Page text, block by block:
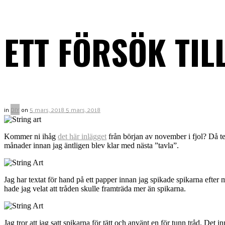
ETT FÖRSÖK
in DIY on 5 mars, 2018 5 mars, 2018
Kommer ni ihåg det här inlägget från början av november i fjol? Då
månader innan jag äntligen blev klar med nästa ”tavla”.
Jag har textat för hand på ett papper innan jag spikade spikarna
hade jag velat att tråden skulle framträda mer än spikarna.
Jag tror att jag satt spikarna för tätt och använt en för tunn tråd. Det